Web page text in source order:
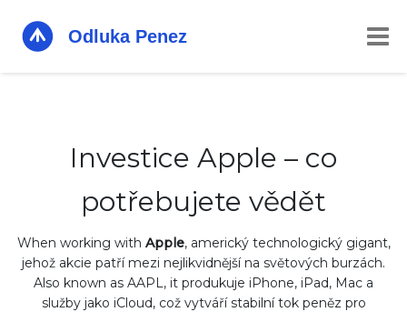
Investice Apple – co
potřebujete vědět
When working with Apple, americký technologický gigant,
jehož akcie patří mezi nejlikvidnější na světových burzách.
Also known as AAPL, it produkuje iPhone, iPad, Mac a
služby jako iCloud, což vytváří stabilní tok peněz pro